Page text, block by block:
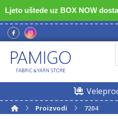
Ljeto uštede uz BOX NOW
Proizvodi 7204